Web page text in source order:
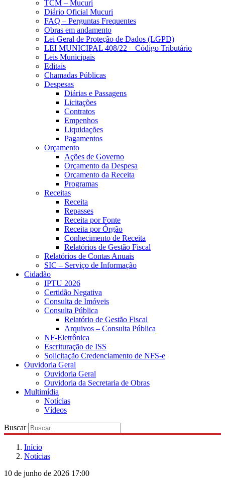
TCM – Mucuri
Diário Oficial Mucuri
FAQ – Perguntas Frequentes
Obras em andamento
Lei Geral de Proteção de Dados (LGPD)
LEI MUNICIPAL 408/22 – Código Tributário
Leis Municipais
Editais
Chamadas Públicas
Despesas
Diárias e Passagens
Licitações
Contratos
Empenhos
Liquidações
Pagamentos
Orçamento
Ações de Governo
Orçamento da Despesa
Orçamento da Receita
Programas
Receitas
Receita
Repasses
Receita por Fonte
Receita por Órgão
Conhecimento de Receita
Relatórios de Gestão Fiscal
Relatórios de Contas Anuais
SIC – Serviço de Informação
Cidadão
IPTU 2026
Certidão Negativa
Consulta de Imóveis
Consulta Pública
Relatório de Gestão Fiscal
Arquivos – Consulta Pública
NF-Eletrônica
Escrituração de ISS
Solicitação Credenciamento de NFS-e
Ouvidoria Geral
Ouvidoria Geral
Ouvidoria da Secretaria de Obras
Multimídia
Notícias
Vídeos
Buscar
Início
Notícias
10 de junho de 2026 17:00